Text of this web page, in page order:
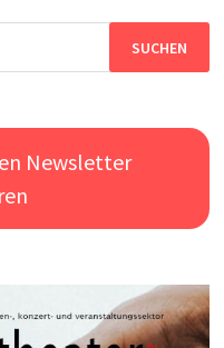
Newsletter